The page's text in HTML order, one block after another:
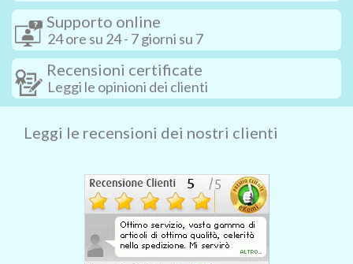
Supporto online
24 ore su 24 - 7 giorni su 7
Recensioni certificate
Leggi le opinioni dei clienti
Leggi le recensioni dei nostri clienti